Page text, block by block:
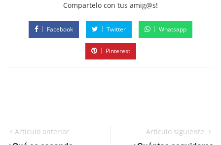
Compartelo con tus amig@s!
Facebook Twitter Whatsapp
Pinterest
Artículo anterior Artículo siguiente